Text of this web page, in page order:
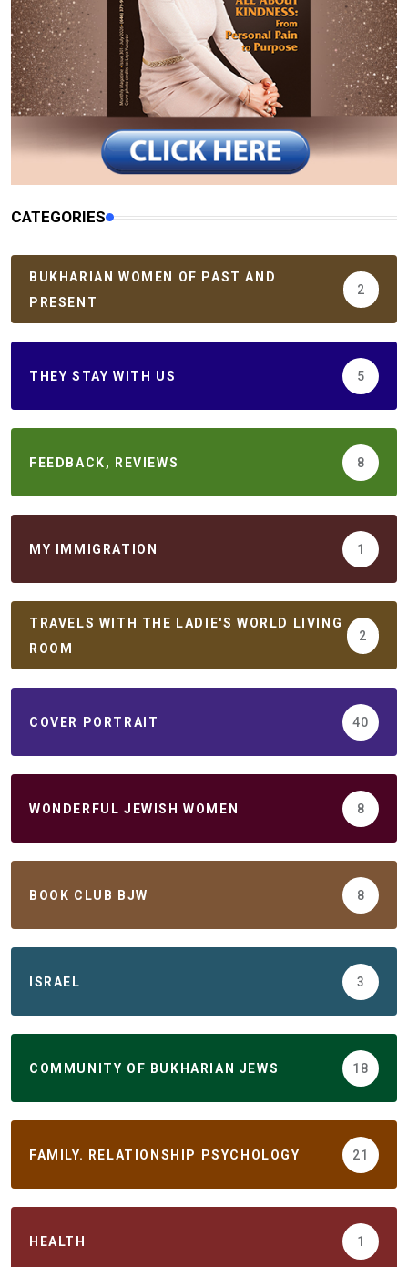
CATEGORIES
BUKHARIAN WOMEN OF PAST AND
PRESENT
2
THEY STAY WITH US 5
FEEDBACK, REVIEWS 8
MY IMMIGRATION 1
TRAVELS WITH THE LADIE'S WORLD LIVING
ROOM
2
COVER PORTRAIT 40
WONDERFUL JEWISH WOMEN 8
BOOK CLUB BJW 8
ISRAEL 3
COMMUNITY OF BUKHARIAN JEWS 18
FAMILY. RELATIONSHIP PSYCHOLOGY 21
HEALTH 1